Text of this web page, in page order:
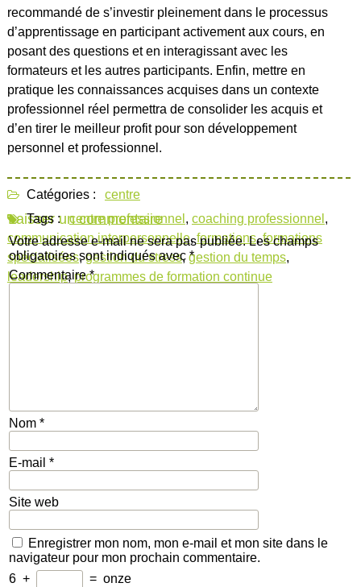
recommandé de s’investir pleinement dans le processus
d’apprentissage en participant activement aux cours, en
posant des questions et en interagissant avec les
formateurs et les autres participants. Enfin, mettre en
pratique les connaissances acquises dans un contexte
professionnel réel permettra de consolider les acquis et
d’en tirer le meilleur profit pour son développement
personnel et professionnel.
Catégories :
centre
Tags : centre professionnel , coaching professionnel ,
communication interpersonnelle,formations,formations
spécialisées,gestion du stress,gestion du temps,
leadership,programmes de formation continue
Laisser un commentaire
Votre adresse e-mail ne sera pas publiée. Les champs
obligatoires sont indiqués avec*
Commentaire*
Nom *
E-mail *
Site web
Enregistrer mon nom, mon e-mail et mon site dans le
navigateur pour mon prochain commentaire.
6 + = onze